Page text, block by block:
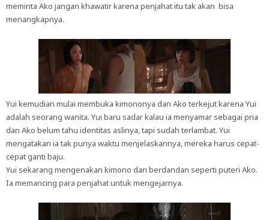
meminta Ako jangan khawatir karena penjahat itu tak akan bisa
menangkapnya.
Yui kemudian mulai membuka kimononya dan Ako terkejut karena Yui
adalah seorang wanita. Yui baru sadar kalau ia menyamar sebagai pria
dan Ako belum tahu identitas aslinya, tapi sudah terlambat. Yui
mengatakan ia tak punya waktu menjelaskannya, mereka harus cepat-
cepat ganti baju.
Yui sekarang mengenakan kimono dan berdandan seperti puteri Ako.
Ia memancing para penjahat untuk mengejarnya.